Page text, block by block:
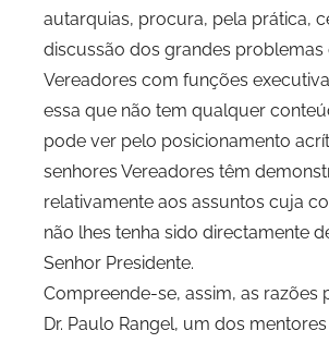
autarquias, procura, pela prática,
discussão dos grandes problemas
Vereadores com funções
essa que não tem qualquer
pode ver pelo posicionamento
senhores Vereadores têm
relativamente aos assuntos cuja
não lhes tenha sido directamente
Senhor Presidente.
Compreende-se, assim, as razões
Dr. Paulo Rangel, um dos mentores